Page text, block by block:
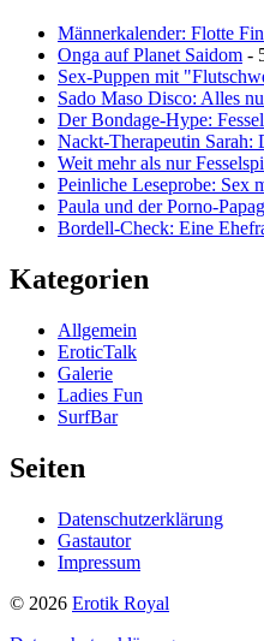
Männerkalender: Flotte
Onga auf Planet Saidom -
Sex-Puppen mit
Sado Maso Disco: Alles
Der Bondage-Hype:
Nackt-Therapeutin Sarah:
Weit mehr als nur
Peinliche Leseprobe: Sex
Paula und der Porno-
Bordell-Check: Eine
Kategorien
Allgemein
EroticTalk
Galerie
Ladies Fun
SurfBar
Seiten
Datenschutzerklärung
Gastautor
Impressum
© 2026 Erotik Royal